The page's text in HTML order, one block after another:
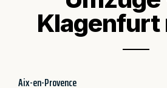
Klagenfurt
Aix-en-Provence